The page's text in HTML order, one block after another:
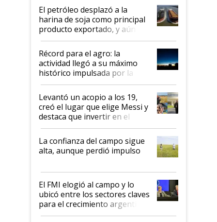
El petróleo desplazó a la
harina de soja como principal
producto exportado, y aún así
el agro aportó casi seis de cada
diez dólares y sostuvo el
liderazgo en un semestre
récord
Récord para el agro: la
actividad llegó a su máximo
histórico impulsada por la
cosecha y las exportaciones
Levantó un acopio a los 19,
creó el lugar que elige Messi y
destaca que invertir en el
kirchnerismo era como "darle
plata a un hijo para droga":
Juan Félix Rossetti, el libertario
que de una dura crisis salió
de Milei
La confianza del campo sigue
alta, aunque perdió impulso
El FMI elogió al campo y lo
ubicó entre los sectores claves
para el crecimiento argentino